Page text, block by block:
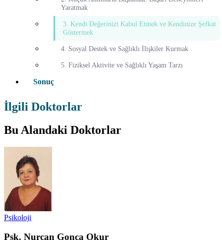
Yaratmak
3. Kendi Değerinizi Kabul Etmek ve Kendinize Şefkat
Göstermek
4. Sosyal Destek ve Sağlıklı İlişkiler Kurmak
5. Fiziksel Aktivite ve Sağlıklı Yaşam Tarzı
Sonuç
İlgili Doktorlar
Bu Alandaki Doktorlar
Psikoloji
Psk. Nurcan Gonca Okur